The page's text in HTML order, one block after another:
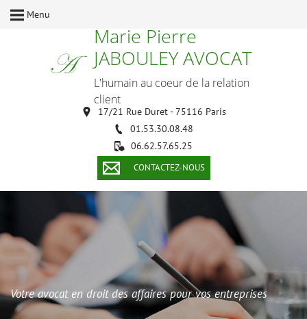
Menu
Marie Pierre
JABOULEY AVOCAT
L'humain au coeur de la relation
client
17/21 Rue Duret - 75116 Paris
01.53.30.08.48
06.62.57.65.25
CONTACTEZ-NOUS
Votre avocat en droit des affaires pour vos entreprises